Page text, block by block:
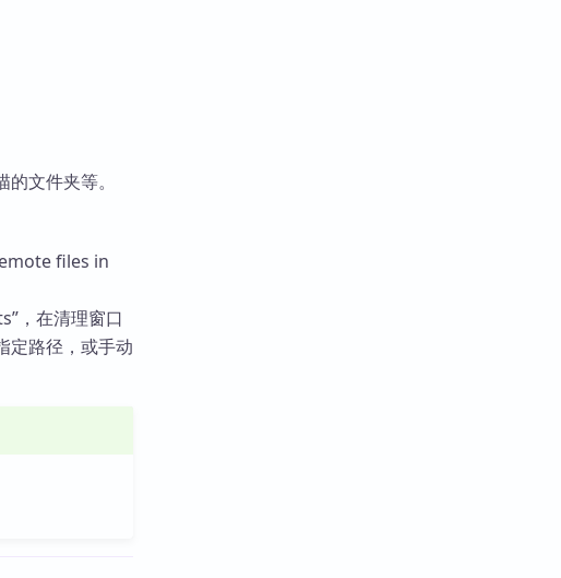
文件夹等。
files in
，在清理窗口
定路径，或手动